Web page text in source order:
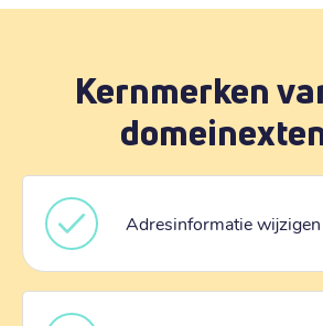
Kernmerken
Adresinformatie wijzigen